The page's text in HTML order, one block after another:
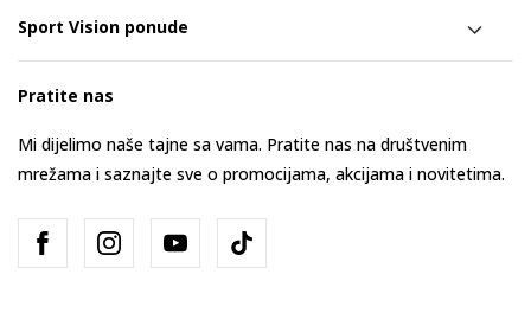
Sport Vision ponude
Pratite nas
Mi dijelimo naše tajne sa vama. Pratite nas na društvenim
mrežama i saznajte sve o promocijama, akcijama i novitetima.